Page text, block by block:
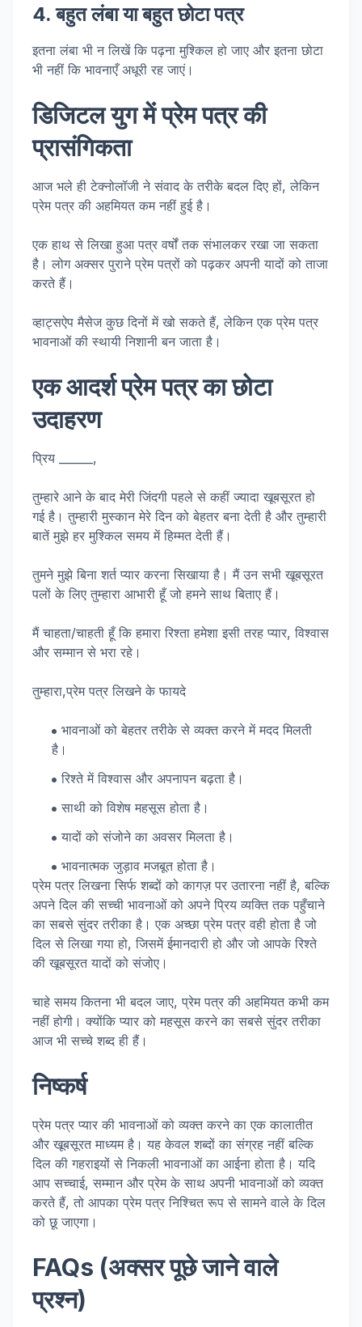
4. बहुत लंबा या बहुत छोटा पत्र
इतना लंबा भी न लिखें कि पढ़ना मुश्किल हो जाए और इतना छोटा
भी नहीं कि भावनाएँ अधूरी रह जाएं।
डिजिटल युग में प्रेम पत्र की
प्रासंगिकता
आज भले ही टेक्नोलॉजी ने संवाद के तरीके बदल दिए हों, लेकिन
प्रेम पत्र की अहमियत कम नहीं हुई है।
एक हाथ से लिखा हुआ पत्र वर्षों तक संभालकर रखा जा सकता
है। लोग अक्सर पुराने प्रेम पत्रों को पढ़कर अपनी यादों को ताजा
करते हैं।
व्हाट्सऐप मैसेज कुछ दिनों में खो सकते हैं, लेकिन एक प्रेम पत्र
भावनाओं की स्थायी निशानी बन जाता है।
एक आदर्श प्रेम पत्र का छोटा
उदाहरण
प्रिय ______,
तुम्हारे आने के बाद मेरी जिंदगी पहले से कहीं ज्यादा खूबसूरत हो
गई है। तुम्हारी मुस्कान मेरे दिन को बेहतर बना देती है और तुम्हारी
बातें मुझे हर मुश्किल समय में हिम्मत देती हैं।
तुमने मुझे बिना शर्त प्यार करना सिखाया है। मैं उन सभी खूबसूरत
पलों के लिए तुम्हारा आभारी हूँ जो हमने साथ बिताए हैं।
मैं चाहता/चाहती हूँ कि हमारा रिश्ता हमेशा इसी तरह प्यार, विश्वास
और सम्मान से भरा रहे।
तुम्हारा,प्रेम पत्र लिखने के फायदे
भावनाओं को बेहतर तरीके से व्यक्त करने में मदद मिलती
है।
रिश्ते में विश्वास और अपनापन बढ़ता है।
साथी को विशेष महसूस होता है।
यादों को संजोने का अवसर मिलता है।
भावनात्मक जुड़ाव मजबूत होता है।
प्रेम पत्र लिखना सिर्फ शब्दों को कागज़ पर उतारना नहीं है, बल्कि
अपने दिल की सच्ची भावनाओं को अपने प्रिय व्यक्ति तक पहुँचाने
का सबसे सुंदर तरीका है। एक अच्छा प्रेम पत्र वही होता है जो
दिल से लिखा गया हो, जिसमें ईमानदारी हो और जो आपके रिश्ते
की खूबसूरत यादों को संजोए।
चाहे समय कितना भी बदल जाए, प्रेम पत्र की अहमियत कभी कम
नहीं होगी। क्योंकि प्यार को महसूस करने का सबसे सुंदर तरीका
आज भी सच्चे शब्द ही हैं।
निष्कर्ष
प्रेम पत्र प्यार की भावनाओं को व्यक्त करने का एक कालातीत
और खूबसूरत माध्यम है। यह केवल शब्दों का संग्रह नहीं बल्कि
दिल की गहराइयों से निकली भावनाओं का आईना होता है। यदि
आप सच्चाई, सम्मान और प्रेम के साथ अपनी भावनाओं को व्यक्त
करते हैं, तो आपका प्रेम पत्र निश्चित रूप से सामने वाले के दिल
को छू जाएगा।
FAQs (अक्सर पूछे जाने वाले
प्रश्न)